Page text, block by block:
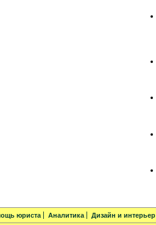
юриста Аналитика Дизайн и интерьер